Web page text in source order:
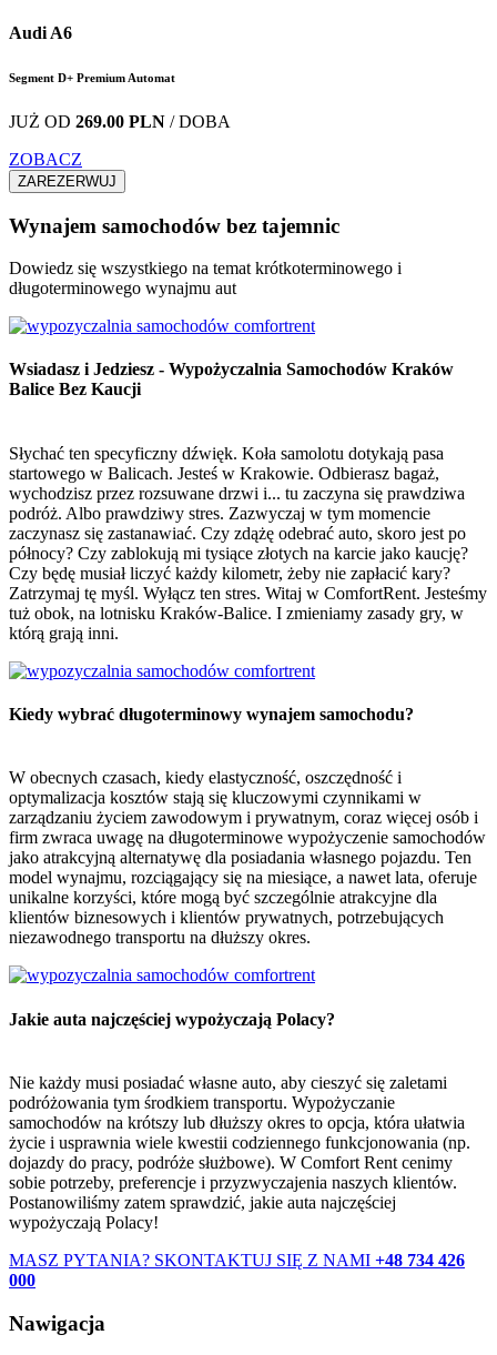
Audi A6
Segment D+ Premium Automat
JUŻ OD 269.00 PLN / DOBA
ZOBACZ
ZAREZERWUJ
Wynajem samochodów bez tajemnic
Dowiedz się wszystkiego na temat krótkoterminowego i
długoterminowego wynajmu aut
Wsiadasz i Jedziesz - Wypożyczalnia Samochodów Kraków
Balice Bez Kaucji
Słychać ten specyficzny dźwięk. Koła samolotu dotykają pasa
startowego w Balicach. Jesteś w Krakowie. Odbierasz bagaż,
wychodzisz przez rozsuwane drzwi i... tu zaczyna się prawdziwa
podróż. Albo prawdziwy stres. Zazwyczaj w tym momencie
zaczynasz się zastanawiać. Czy zdążę odebrać auto, skoro jest po
północy? Czy zablokują mi tysiące złotych na karcie jako kaucję?
Czy będę musiał liczyć każdy kilometr, żeby nie zapłacić kary?
Zatrzymaj tę myśl. Wyłącz ten stres. Witaj w ComfortRent. Jesteśmy
tuż obok, na lotnisku Kraków-Balice. I zmieniamy zasady gry, w
którą grają inni.
Kiedy wybrać długoterminowy wynajem samochodu?
W obecnych czasach, kiedy elastyczność, oszczędność i
optymalizacja kosztów stają się kluczowymi czynnikami w
zarządzaniu życiem zawodowym i prywatnym, coraz więcej osób i
firm zwraca uwagę na długoterminowe wypożyczenie samochodów
jako atrakcyjną alternatywę dla posiadania własnego pojazdu. Ten
model wynajmu, rozciągający się na miesiące, a nawet lata, oferuje
unikalne korzyści, które mogą być szczególnie atrakcyjne dla
klientów biznesowych i klientów prywatnych, potrzebujących
niezawodnego transportu na dłuższy okres.
Jakie auta najczęściej wypożyczają Polacy?
Nie każdy musi posiadać własne auto, aby cieszyć się zaletami
podróżowania tym środkiem transportu. Wypożyczanie
samochodów na krótszy lub dłuższy okres to opcja, która ułatwia
życie i usprawnia wiele kwestii codziennego funkcjonowania (np.
dojazdy do pracy, podróże służbowe). W Comfort Rent cenimy
sobie potrzeby, preferencje i przyzwyczajenia naszych klientów.
Postanowiliśmy zatem sprawdzić, jakie auta najczęściej
wypożyczają Polacy!
MASZ PYTANIA? SKONTAKTUJ SIĘ Z NAMI +48 734 426
000
Nawigacja